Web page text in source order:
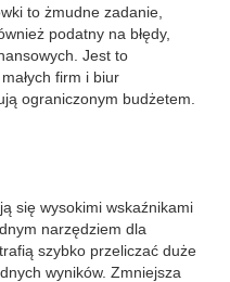
to żmudne zadanie,
podatny na błędy,
Jest to
firm i biur
ograniczonym budżetem.
się wysokimi wskaźnikami
narzędziem dla
szybko przeliczać duże
wyników. Zmniejsza